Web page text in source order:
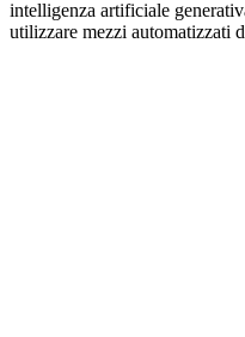
intelligenza artificiale
utilizzare mezzi automatizzati